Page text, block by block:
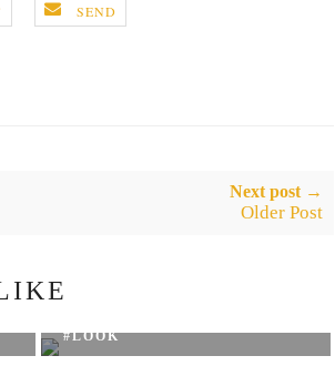
SEND
Next post →
Older Post
#LOOK